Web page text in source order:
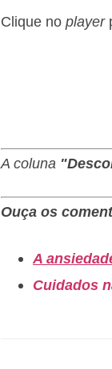
Clique no player
A coluna
Ouça os
A
Cuidados